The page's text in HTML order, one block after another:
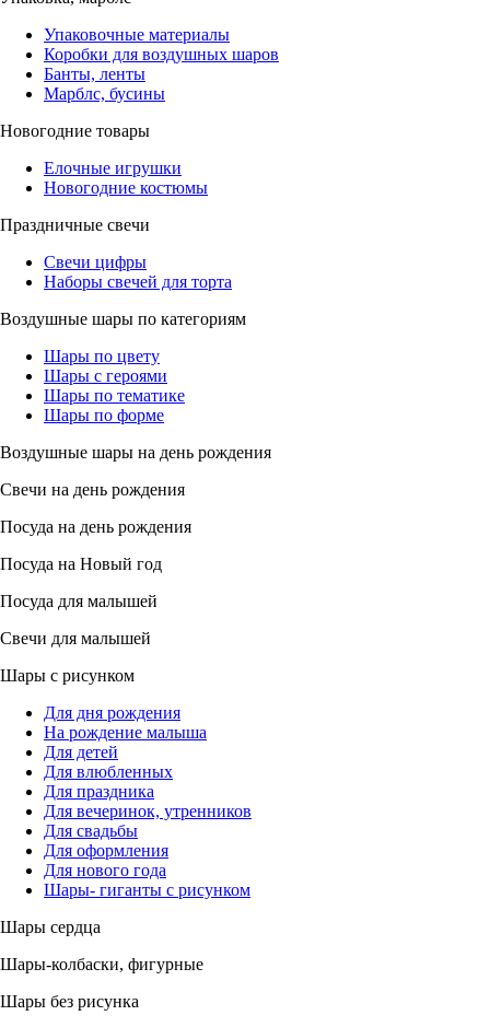
Упаковочные материалы
Коробки для воздушных шаров
Банты, ленты
Марблс, бусины
Новогодние товары
Елочные игрушки
Новогодние костюмы
Праздничные свечи
Свечи цифры
Наборы свечей для торта
Воздушные шары по категориям
Шары по цвету
Шары с героями
Шары по тематике
Шары по форме
Воздушные шары на день рождения
Свечи на день рождения
Посуда на день рождения
Посуда на Новый год
Посуда для малышей
Свечи для малышей
Шары с рисунком
Для дня рождения
На рождение малыша
Для детей
Для влюбленных
Для праздника
Для вечеринок, утренников
Для свадьбы
Для оформления
Для нового года
Шары- гиганты с рисунком
Шары сердца
Шары-колбаски, фигурные
Шары без рисунка